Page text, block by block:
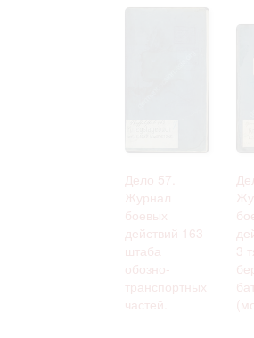
Дело 57.
Журнал
боевых
действий 163
штаба
обозно-
транспортных
частей.
3